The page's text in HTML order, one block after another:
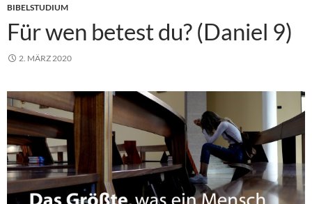
BIBELSTUDIUM
Für wen betest du? (Daniel 9)
2. MÄRZ 2020